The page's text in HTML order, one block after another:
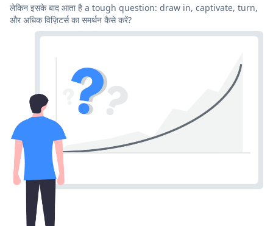
लेकिन इसके बाद आता है a tough question: draw in, captivate, turn,
और अधिक विज़िटर्स का समर्थन कैसे करें?